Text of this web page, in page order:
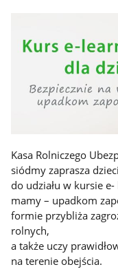
Kasa Rolniczego
siódmy zaprasza
do udziału w kursie
mamy – upadkom
formie przybliża
rolnych,
a także uczy
na terenie obejścia.